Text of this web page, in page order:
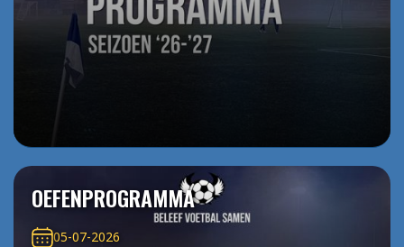
OEFENPROGRAMMA
05-07-2026